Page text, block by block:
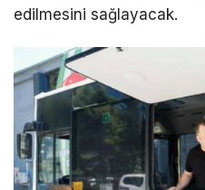
edilmesini sağlayacak.